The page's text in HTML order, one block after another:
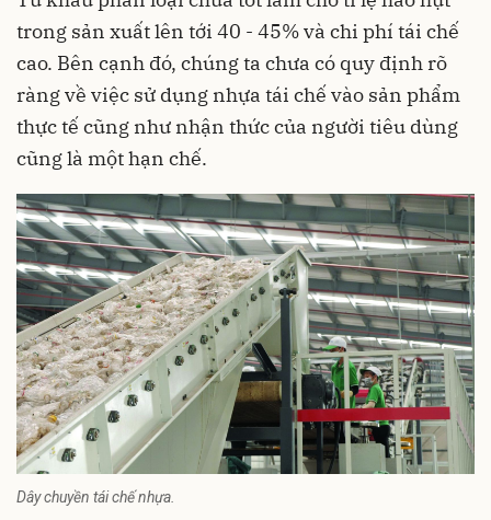
trong sản xuất lên tới 40 - 45% và chi phí tái chế
cao. Bên cạnh đó, chúng ta chưa có quy định rõ
ràng về việc sử dụng nhựa tái chế vào sản phẩm
thực tế cũng như nhận thức của người tiêu dùng
cũng là một hạn chế.
Dây chuyền tái chế nhựa.